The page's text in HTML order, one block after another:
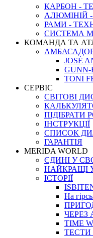
КАРБОН -
АЛЮМІНІЙ -
РАМИ -
СИСТЕМА
КОМАНДА ТА
JOSÉ
GUNN-
TONI
СЕРВІС
СВІТОВІ
ПІДІБРАТИ
IНСТРУКЦIЇ
СПИСОК
ГАРАНТIЯ
MERIDA WORLD
ЄДИНI У
НАЙКРАЩІ
ІСТОРІЇ
На
ЧЕРЕЗ
TIME
ТЕСТИ